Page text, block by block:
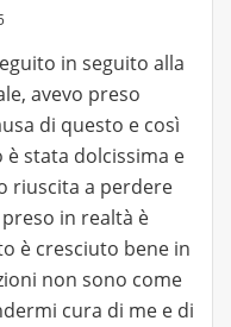
in seguito alla
avevo preso
di questo e così
stata dolcissima e
riuscita a perdere
in realtà è
è cresciuto bene in
non sono come
cura di me e di